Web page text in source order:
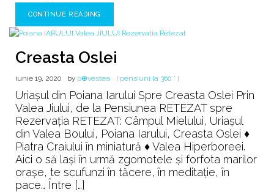
CONTINUE READING
Creasta Oslei
iunie 19, 2020 by p⊕vestea [ pensiuni la 360 ° ]
Uriașul din Poiana Iarului Spre Creasta Oslei Prin
Valea Jiului, de la Pensiunea RETEZAT spre
Rezervația RETEZAT: Câmpul Mielului, Uriașul
din Valea Boului, Poiana Iarului, Creasta Oslei ♦
Piatra Craiului în miniatură ♦ Valea Hiperboreei.
Aici o să laşi în urmă zgomotele şi forfota marilor
oraşe, te scufunzi în tăcere, în meditaţie, în
pace… Între […]